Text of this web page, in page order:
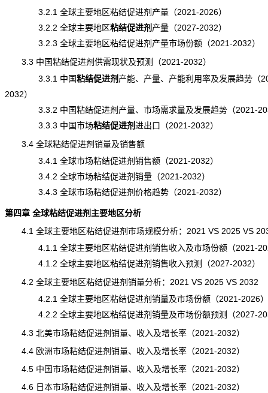
3.2.1 全球主要地区粘结促进剂产量（2021-2026）
3.2.2 全球主要地区粘结促进剂 产量（2027-2032）
3.2.3 全球主要地区粘结促进剂产量市场份额（2021-2032）
3.3 中国粘结促进剂供需现状及预测（2021-2032）
3.3.1 中国粘结促进剂 产能、产量、产能利用率及发展趋势（
2032）
3.3.2 中国粘结促进剂产量、市场需求量及发展趋势（2021-
3.3.3 中国市场粘结促进剂进出口 （2021-2032）
3.4 全球粘结促进剂销量及销售额
3.4.1 全球市场粘结促进剂销售额（2021-2032）
3.4.2 全球市场粘结促进剂销量（2021-2032）
3.4.3 全球市场粘结促进剂价格趋势（2021-2032）
第四章 全球粘结促进剂主要地区分析
4.1 全球主要地区粘结促进剂市场规模分析：2021 VS 2025 VS
4.1.1 全球主要地区粘结促进剂销售收入及市场份额（2021-
4.1.2 全球主要地区粘结促进剂销售收入预测（2027-2032）
4.2 全球主要地区粘结促进剂销量分析：2021 VS 2025 VS 2032
4.2.1 全球主要地区粘结促进剂销量及市场份额（2021-2026）
4.2.2 全球主要地区粘结促进剂销量及市场份额预测（2027-
4.3 北美市场粘结促进剂销量、收入及增长率（2021-2032）
4.4 欧洲市场粘结促进剂销量、收入及增长率（2021-2032）
4.5 中国市场粘结促进剂销量、收入及增长率（2021-2032）
4.6 日本市场粘结促进剂销量、收入及增长率（2021-2032）